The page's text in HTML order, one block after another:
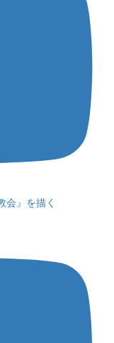
会』を描く